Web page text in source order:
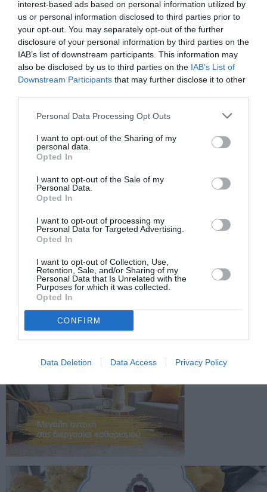
interest-based ads based on personal information utilized by
us or personal information disclosed to third parties prior to
your opt-out. You may separately opt-out of the further
disclosure of your personal information by third parties on the
IAB’s list of downstream participants. This information may
also be disclosed by us to third parties on the IAB’s List of
Downstream Participants that may further disclose it to other
Personal Data Processing Opt Outs
I want to opt-out of the Sharing of my
personal data.
Opted In
I want to opt-out of the Sale of my
Personal Data.
Opted In
I want to opt-out of processing my
Personal Data for Targeted Advertising.
Opted In
I want to opt-out of Collection, Use,
Retention, Sale, and/or Sharing of my
Personal Data that Is Unrelated with the
Purposes for which it was collected.
Opted In
CONFIRM
Data Deletion Data Access Privacy Policy
όχι ως παθητικούς δέκτες προβλημάτων.
TAGS:
ΠΑΡΑΒΑΤΙΚΟΤΗΤΑ ΑΝΗΛΙΚΩΝ
ΤΟΠΙΚΟ ΣΥΜΒΟΥΛΙΟ ΠΡΟΛΗΨΗΣ ΠΑΡΑΒΑΤΙΚΟΤΗΤΑΣ
Facebook Twitter